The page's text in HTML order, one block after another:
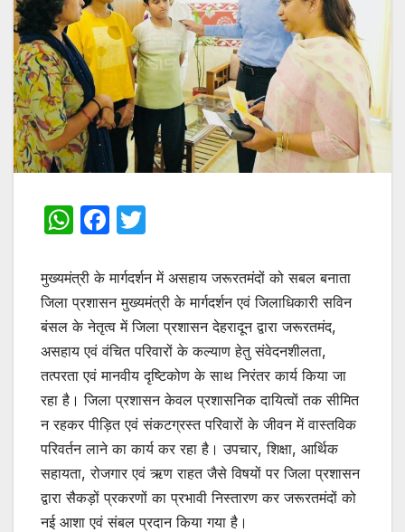
W
at
s
A
p
p
F
c
e
b
o
o
k
itt
er
मुख्यमंत्री के मार्गदर्शन में असहाय जरूरतमंदों को सबल बनाता
जिला प्रशासन मुख्यमंत्री के मार्गदर्शन एवं जिलाधिकारी सविन
बंसल के नेतृत्व में जिला प्रशासन देहरादून द्वारा जरूरतमंद,
असहाय एवं वंचित परिवारों के कल्याण हेतु संवेदनशीलता,
तत्परता एवं मानवीय दृष्टिकोण के साथ निरंतर कार्य किया जा
रहा है। जिला प्रशासन केवल प्रशासनिक दायित्वों तक सीमित
न रहकर पीड़ित एवं संकटग्रस्त परिवारों के जीवन में वास्तविक
परिवर्तन लाने का कार्य कर रहा है। उपचार, शिक्षा, आर्थिक
सहायता, रोजगार एवं ऋण राहत जैसे विषयों पर जिला प्रशासन
द्वारा सैकड़ों प्रकरणों का प्रभावी निस्तारण कर जरूरतमंदों को
नई आशा एवं संबल प्रदान किया गया है।